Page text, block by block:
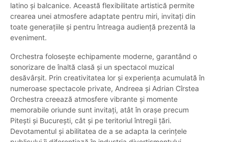
latino și balcanice. Această flexibilitate artistică permite
crearea unei atmosfere adaptate pentru miri, invitați din
toate generațiile și pentru întreaga audiență prezentă la
eveniment.
Orchestra folosește echipamente moderne, garantând o
sonorizare de înaltă clasă și un spectacol muzical
desăvârșit. Prin creativitatea lor și experiența acumulată în
numeroase spectacole private, Andreea și Adrian Cîrstea
Orchestra creează atmosfere vibrante și momente
memorabile oriunde sunt invitați, atât în orașe precum
Pitești și București, cât și pe teritoriul întregii țări.
Devotamentul și abilitatea de a se adapta la cerințele